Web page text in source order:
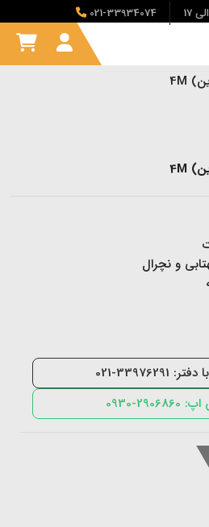
021-33934074
و نچرال
021
0930